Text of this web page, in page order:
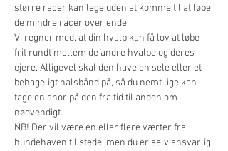
større racer kan lege uden at komme til at løbe
de mindre racer over ende.
Vi regner med, at din hvalp kan få lov at løbe
frit rundt mellem de andre hvalpe og deres
ejere. Alligevel skal den have en sele eller et
behageligt halsbånd på, så du nemt lige kan
tage en snor på den fra tid til anden om
nødvendigt.
NB! Der vil være en eller flere værter fra
hundehaven til stede, men du er selv ansvarlig